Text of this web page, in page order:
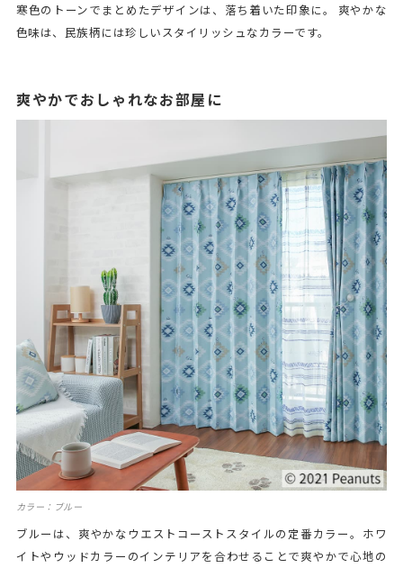
寒色のトーンでまとめたデザインは、落ち着いた印象に。 爽やかな
色味は、民族柄には珍しいスタイリッシュなカラーです。
爽やかでおしゃれなお部屋に
カラー：ブルー
ブルーは、爽やかなウエストコーストスタイルの定番カラー。ホワ
イトやウッドカラーのインテリアを合わせることで爽やかで心地の